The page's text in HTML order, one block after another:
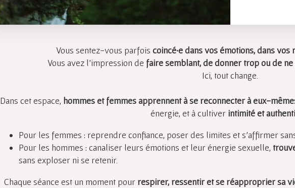
Vous sentez-vous parfois coincé·e dans vos émotions, dans
Vous avez l’impression de faire semblant, de donner trop ou de
Ici, tout change.
Dans cet espace, hommes et femmes apprennent à se reconnecter à eux-
énergie, et à cultiver intimité et
Pour les femmes : reprendre confiance, poser des limites et s’affirmer
Pour les hommes : canaliser leurs émotions et leur énergie sexuelle,
sans exploser ni se retenir.
Chaque séance est un moment pour respirer, ressentir et se réapproprier sa